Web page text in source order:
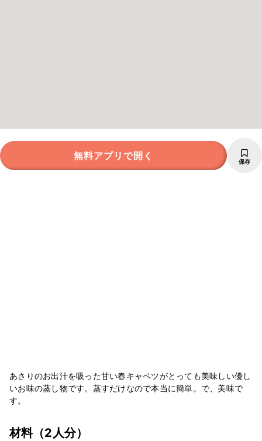
無料アプリで開く 保存
あさりのお出汁を吸った甘い春キャベツがとっても美味しい優し
いお味の蒸し物です。蒸すだけなので本当に簡単。で、美味で
す。
材料（2人分）